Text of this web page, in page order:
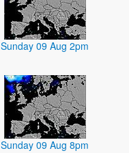
Sunday 09 Aug 2pm
Sunday 09 Aug 8pm